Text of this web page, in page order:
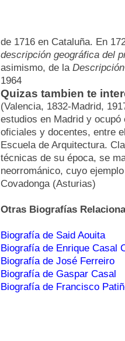
de 1716 en Cataluña. En
descripción geográfica del
asimismo, de la
1964
Quizas tambien te
(Valencia, 1832-Madrid,
estudios en Madrid y
oficiales y docentes, entre
Escuela de Arquitectura.
técnicas de su época, se
neorrománico, cuyo
Covadonga (Asturias)
Otras Biografías
Biografía de Said Aouita
Biografía de Enrique Casal
Biografía de José Ferreiro
Biografía de Gaspar Casal
Biografía de Francisco